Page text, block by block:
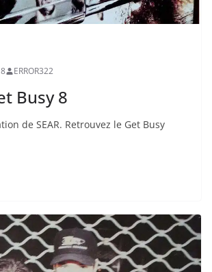
ERROR322
Busy 8
de SEAR. Retrouvez le Get Busy